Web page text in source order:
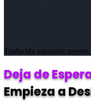
Traducida automáticamente.
Deja de
Empieza a